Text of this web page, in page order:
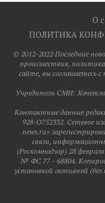
О
ПОЛИТИКА
© 2012-2022 Последние
происшествия,
сайте, вы соглашаетесь
Учредитель СМИ:
Контактные данные
928-O752332. Сетевое
news.ru»
связи,
(Роскомнадзор) 28
№ ФС 77 - 68804.
установкой активной (без